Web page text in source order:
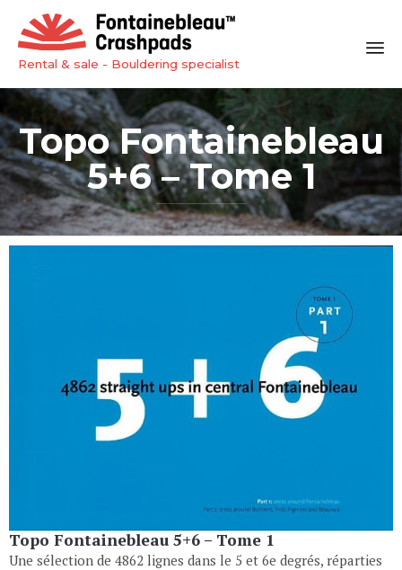
Rental & sale - Bouldering specialist
Topo Fontainebleau
5+6 – Tome 1
Topo Fontainebleau 5+6 – Tome 1
Une sélection de 4862 lignes dans le 5 et 6e degrés, réparties